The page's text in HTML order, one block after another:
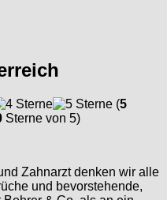
(5
Sterne von 5)
Zahnarzt denken wir alle
und bevorstehende,